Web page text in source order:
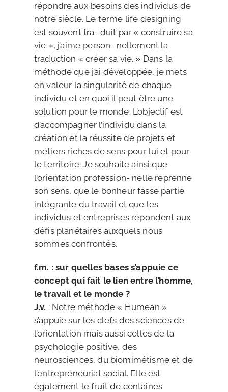
répondre aux besoins des individus de
notre siècle. Le terme life designing
est souvent tra- duit par « construire sa
vie », j’aime person- nellement la
traduction « créer sa vie. » Dans la
méthode que j’ai développée, je mets
en valeur la singularité de chaque
individu et en quoi il peut être une
solution pour le monde. L’objectif est
d’accompagner l’individu dans la
création et la réussite de projets et
métiers riches de sens pour lui et pour
le territoire. Je souhaite ainsi que
l’orientation profession- nelle reprenne
son sens, que le bonheur fasse partie
intégrante du travail et que les
individus et entreprises répondent aux
défis planétaires auxquels nous
sommes confrontés.
f.m. : sur quelles bases s’appuie ce
concept qui fait le lien entre l’homme,
le travail et le monde ?
J.v. : Notre méthode « Humean »
s’appuie sur les clefs des sciences de
l’orientation mais aussi celles de la
psychologie positive, des
neurosciences, du biomimétisme et de
l’entrepreneuriat social. Elle est
également le fruit de centaines